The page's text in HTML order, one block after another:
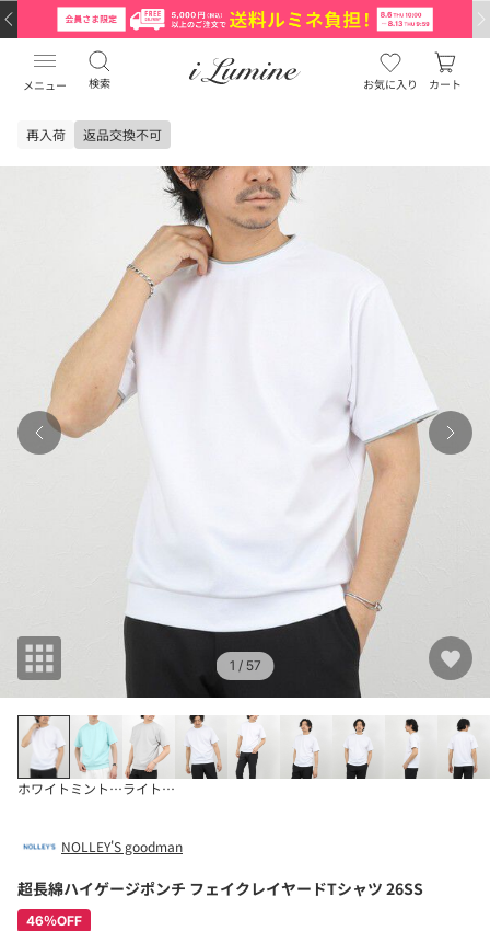
メニュー 検索 お気に入り カート
再入荷 返品交換不可
1 / 57
ホワイト ミントグリーンライトグレー
NOLLEY'S goodman
超長綿ハイゲージポンチ フェイクレイヤードTシャツ 26SS
46％OFF